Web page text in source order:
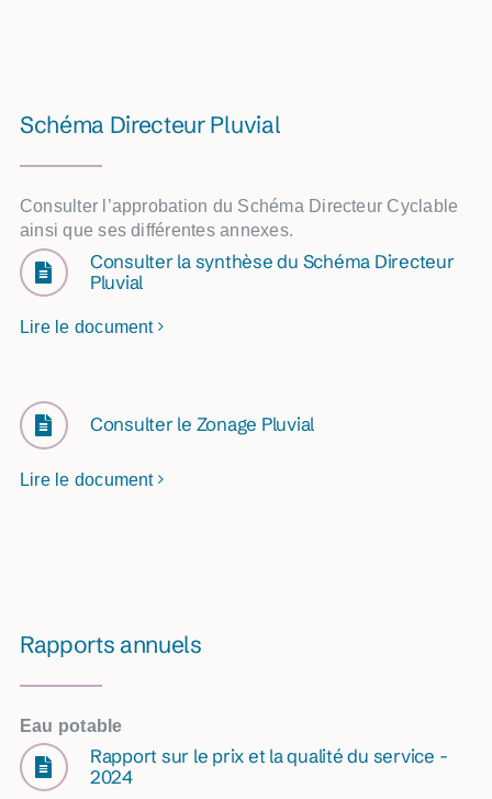
Schéma Directeur Pluvial
Consulter l’approbation du Schéma Directeur Cyclable
ainsi que ses différentes annexes.
Consulter la synthèse du Schéma Directeur
Pluvial
Lire le document
Consulter le Zonage Pluvial
Lire le document
Rapports annuels
Eau potable
Rapport sur le prix et la qualité du service -
2024